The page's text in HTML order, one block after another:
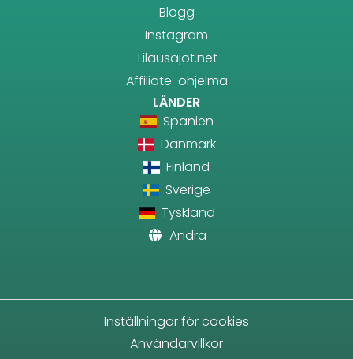
Blogg
Instagram
Tilausajot.net
Affiliate-ohjelma
LÄNDER
Spanien
Danmark
Finland
Sverige
Tyskland
Andra
Inställningar för cookies
Användarvillkor